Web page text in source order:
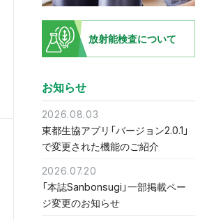
放射能検査について
お知らせ
2026.08.03
東都生協アプリ「バージョン2.0.1」
で変更された機能のご紹介
2026.07.20
「本誌Sanbonsugi」一部掲載ペー
ジ変更のお知らせ